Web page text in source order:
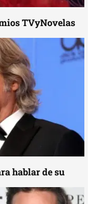
TVyNovelas
hablar de su